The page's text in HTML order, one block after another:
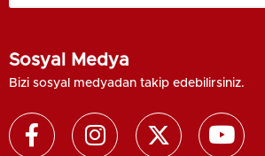
Sosyal Medya
Bizi sosyal medyadan takip edebilirsiniz.